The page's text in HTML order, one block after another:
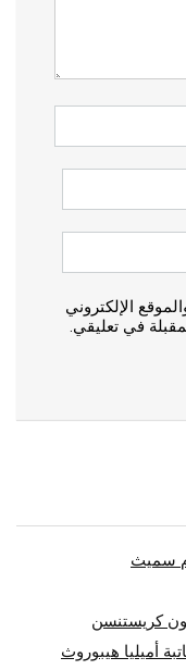
الإلكتروني
في تعليقي.
سميث
كريستنسن
أميليا هيبوروث